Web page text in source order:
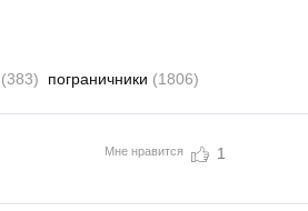
(383) пограничники (1806)
Мне нравится 1